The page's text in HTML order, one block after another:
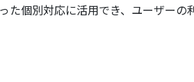
た個別対応に活用でき、ユーザーの